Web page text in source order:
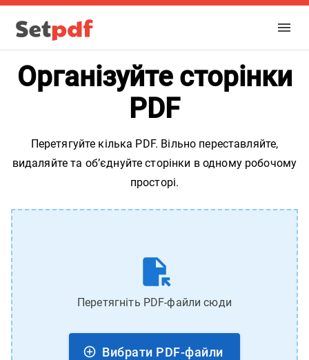
Організуйте сторінки
PDF
Перетягуйте кілька PDF. Вільно переставляйте,
видаляйте та об’єднуйте сторінки в одному робочому
просторі.
Перетягніть PDF-файли сюди
Вибрати PDF-файли